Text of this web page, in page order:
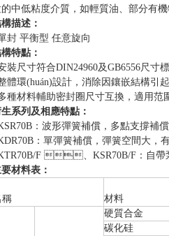
中低粘度介質，如輕質油、部分有機物料
描述：
封 平衡型 任意旋向
特點：
裝尺寸符合DIN24960及GB6556尺寸標準
體環(huán)設計，消除因鑲嵌結構引起
種材料輔助密封圈尺寸互換，適用范圍更
系列及相應特點：
：波形彈簧補償，多點支撐補償
：單彈簧補償，彈簧空間大
F 、KSR70B/F：自帶泵
材料表：
稱 材料
硬質合金
碳化硅